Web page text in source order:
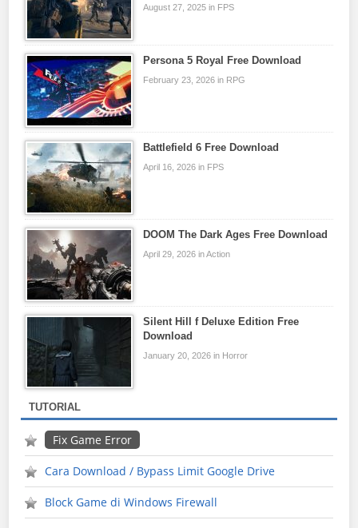
August 27, 2025 in FPS
Persona 5 Royal Free Download
February 23, 2026 in RPG
Battlefield 6 Free Download
April 16, 2026 in FPS
DOOM The Dark Ages Free Download
April 29, 2026 in Action
Silent Hill f Deluxe Edition Free
Download
January 20, 2026 in Horror
TUTORIAL
Fix Game Error
Cara Download / Bypass Limit Google Drive
Block Game di Windows Firewall